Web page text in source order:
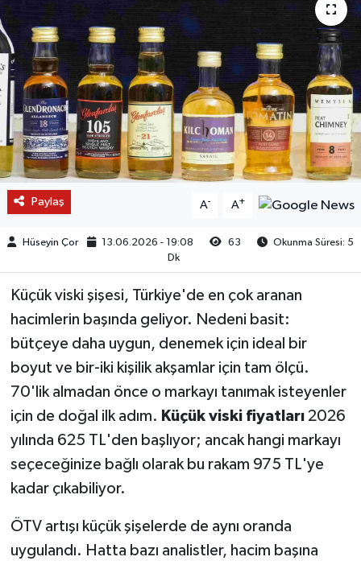
Paylaş A- A+
Hüseyin Çor 13.06.2026 - 19:08 63
Okunma Süresi: 5
Dk
Küçük viski şişesi, Türkiye'de en çok aranan
hacimlerin başında geliyor. Nedeni basit:
bütçeye daha uygun, denemek için ideal bir
boyut ve bir-iki kişilik akşamlar için tam ölçü.
70'lik almadan önce o markayı tanımak isteyenler
için de doğal ilk adım. Küçük viski fiyatları2026
yılında 625 TL'den başlıyor; ancak hangi markayı
seçeceğinize bağlı olarak bu rakam 975 TL'ye
kadar çıkabiliyor.
ÖTV artışı küçük şişelerde de aynı oranda
uygulandı. Hatta bazı analistler, hacim başına